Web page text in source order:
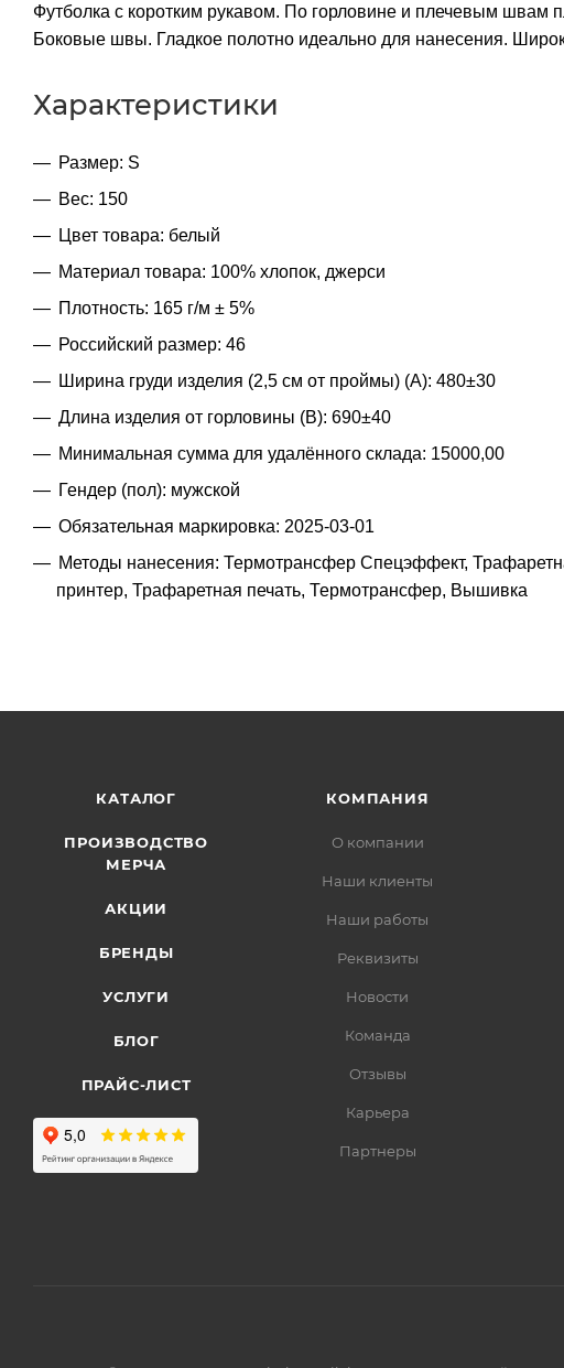
Футболка с коротким рукавом. По горловине и плечевым швам
Боковые швы. Гладкое полотно идеально для нанесения.
Характеристики
Размер: S
Вес: 150
Цвет товара: белый
Материал товара: 100% хлопок, джерси
Плотность: 165 г/м ± 5%
Российский размер: 46
Ширина груди изделия (2,5 см от проймы) (A): 480±30
Длина изделия от горловины (B): 690±40
Минимальная сумма для удалённого склада: 15000,00
Гендер (пол): мужской
Обязательная маркировка: 2025-03-01
Методы нанесения: Термотрансфер Спецэффект,
принтер, Трафаретная печать, Термотрансфер, Вышивка
КАТАЛОГ
ПРОИЗВОДСТВО
МЕРЧА
АКЦИИ
БРЕНДЫ
УСЛУГИ
БЛОГ
ПРАЙС-ЛИСТ
КОМПАНИЯ
О компании
Наши клиенты
Наши работы
Реквизиты
Новости
Команда
Отзывы
Карьера
Партнеры